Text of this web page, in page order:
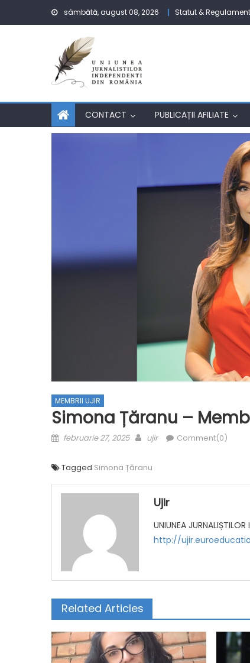
Skip to content sâmbătă, august 08, 2026 Statut &
CONTACT PUBLICAȚII AFILIATE
MEMBRII UJIR
Simona Țăranu –
Posted on
februarie 27, 2025 Author
ujir Comment(0)
Tagged Simona Țăranu
Ujir
UNIUNEA
http://
Related Articles